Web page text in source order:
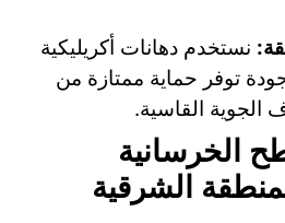
نستخدم دهانات أكريليكية
توفر حماية ممتازة من
القاسية.
الخرسانية
الشرقية